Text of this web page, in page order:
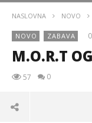
NASLOVNA NOVO
NOVO ZABAVA
M.O.R.T
57 0